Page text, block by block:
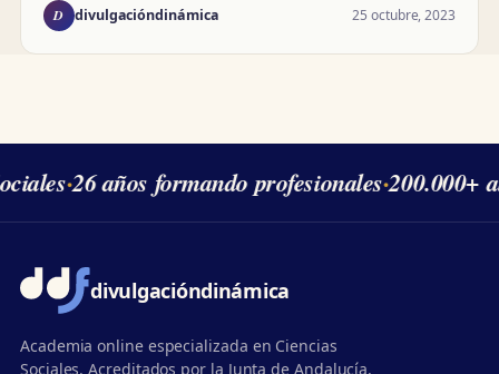
D divulgacióndinámica 25 octubre, 2023
·26 años formando profesionales·200.000+
divulgacióndinámica
Academia online especializada en Ciencias
Sociales. Acreditados por la Junta de Andalucía,